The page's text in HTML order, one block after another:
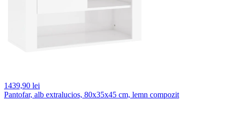
1439,90 lei
Pantofar, alb extralucios, 80x35x45 cm, lemn compozit